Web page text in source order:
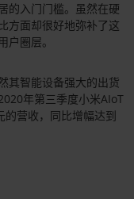
的入门门槛。虽然在硬
方面却很好地弥补了这
圈层。
其智能设备强大的出货
年第三季度小米AIoT
的营收，同比增幅达到